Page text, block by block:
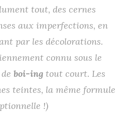
tout, des cernes
aux imperfections, en
par les décolorations.
connu sous le
boi-ing tout court. Les
teintes, la même formule
!)